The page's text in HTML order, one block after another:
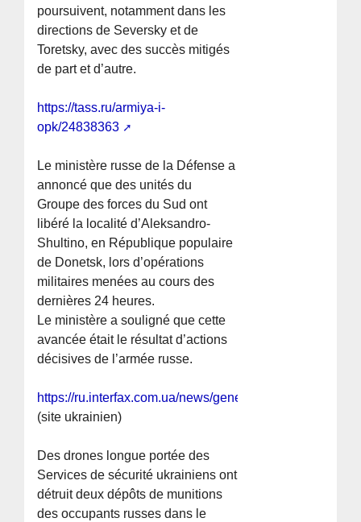
poursuivent, notamment dans les
directions de Seversky et de
Toretsky, avec des succès mitigés
de part et d’autre.
https://tass.ru/armiya-i-
opk/24838363
Le ministère russe de la Défense a
annoncé que des unités du
Groupe des forces du Sud ont
libéré la localité d’Aleksandro-
Shultino, en République populaire
de Donetsk, lors d’opérations
militaires menées au cours des
dernières 24 heures.
Le ministère a souligné que cette
avancée était le résultat d’actions
décisives de l’armée russe.
https://ru.interfax.com.ua/news/general/1097444.html
(site ukrainien)
Des drones longue portée des
Services de sécurité ukrainiens ont
détruit deux dépôts de munitions
des occupants russes dans le